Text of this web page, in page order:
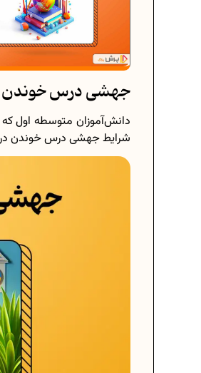
جهشی درس خوندن
دانش‌آموزان متوسطه اول
شرایط جهشی درس خوندن